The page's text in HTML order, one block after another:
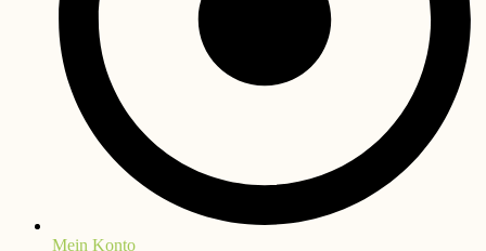
Mein Konto